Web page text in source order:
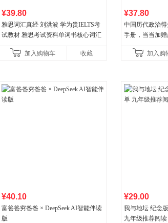
¥39.80
雅思词汇真经 刘洪波 学为贵IELTS考
试教材 雅思考试资料单词书核心词汇
加入购物车
收藏
¥37.80
中国历代政治
手册，当当加
书社最新修订
加入购
¥40.10
富爸爸穷爸爸 × DeepSeek AI智能伴读
版
¥29.00
我与地坛 纪念
九年级推荐阅